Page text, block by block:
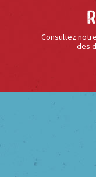
Consultez
des